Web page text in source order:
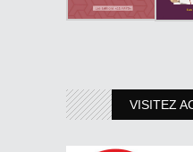
VISITEZ